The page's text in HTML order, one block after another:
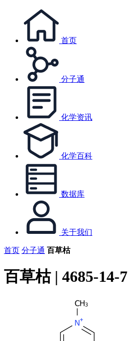
首页
分子通
化学资讯
化学百科
数据库
关于我们
首页 分子通 百草枯
百草枯 | 4685-14-7